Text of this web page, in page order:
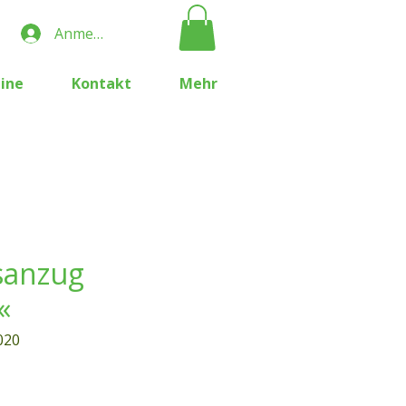
Anmelden
Kontakt Mehr